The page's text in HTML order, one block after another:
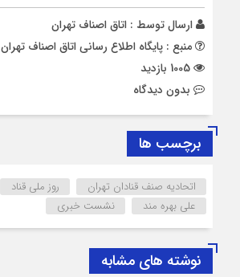
ارسال توسط : اتاق اصناف تهران
منبع : پایگاه اطلاع رسانی اتاق اصناف تهران
بدون دیدگاه
برچسب ها
اتحادیه صنف قنادان تهران روز ملی قناد
علی بهره مند
نشست خبری
نوشته های مشابه